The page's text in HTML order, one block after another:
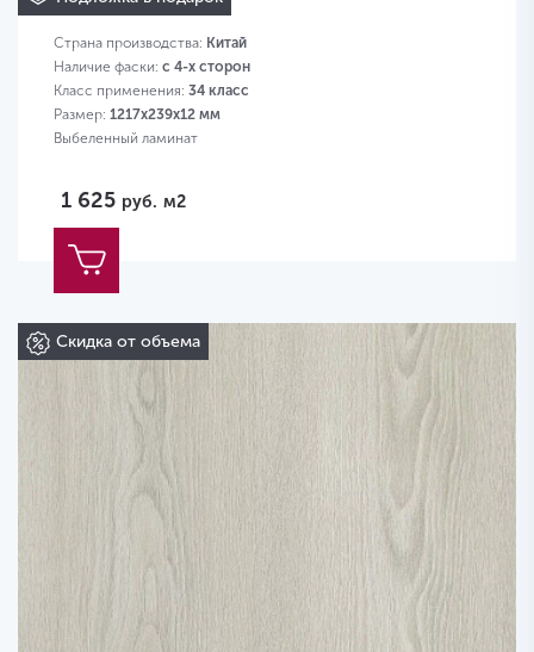
Касабланка 813
Страна производства: Китай
Наличие фаски: с 4-х сторон
Класс применения: 34 класс
Размер: 1217х239х12 мм
Выбеленный ламинат
1 625 руб. м2
Скидка от объема